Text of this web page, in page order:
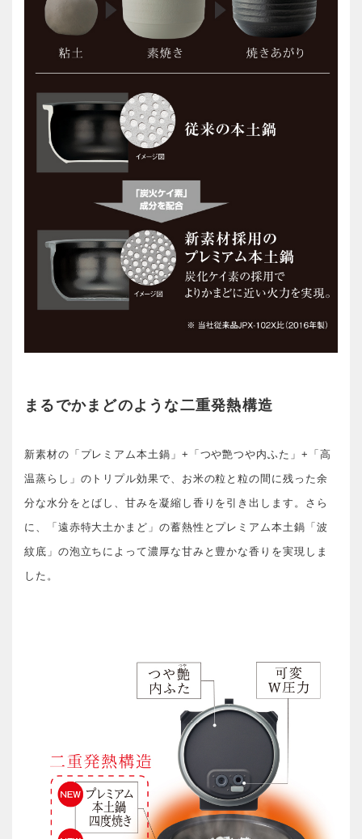
まるでかまどのような二重発熱構造
新素材の「プレミアム本土鍋」+「つや艶つや内ふた」+「高
温蒸らし」のトリプル効果で、お米の粒と粒の間に残った余
分な水分をとばし、甘みを凝縮し香りを引き出します。さら
に、「遠赤特大土かまど」の蓄熱性とプレミアム本土鍋「波
紋底」の泡立ちによって濃厚な甘みと豊かな香りを実現しま
した。